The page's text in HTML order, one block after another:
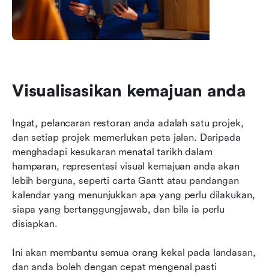
Visualisasikan kemajuan anda
Ingat, pelancaran restoran anda adalah satu projek,
dan setiap projek memerlukan peta jalan. Daripada
menghadapi kesukaran menatal tarikh dalam
hamparan, representasi visual kemajuan anda akan
lebih berguna, seperti carta Gantt atau pandangan
kalendar yang menunjukkan apa yang perlu dilakukan,
siapa yang bertanggungjawab, dan bila ia perlu
disiapkan.
Ini akan membantu semua orang kekal pada landasan,
dan anda boleh dengan cepat mengenal pasti